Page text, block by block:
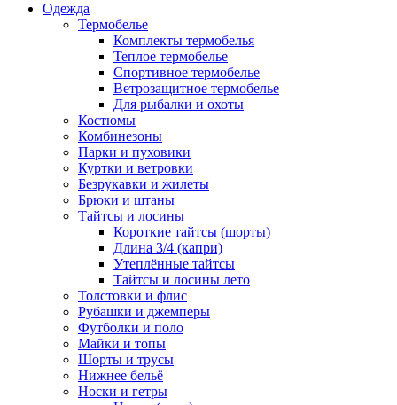
Одежда
Термобелье
Комплекты термобелья
Теплое термобелье
Спортивное термобелье
Ветрозащитное термобелье
Для рыбалки и охоты
Костюмы
Комбинезоны
Парки и пуховики
Куртки и ветровки
Безрукавки и жилеты
Брюки и штаны
Тайтсы и лосины
Короткие тайтсы (шорты)
Длина 3/4 (капри)
Утеплённые тайтсы
Тайтсы и лосины лето
Толстовки и флис
Рубашки и джемперы
Футболки и поло
Майки и топы
Шорты и трусы
Нижнее бельё
Носки и гетры